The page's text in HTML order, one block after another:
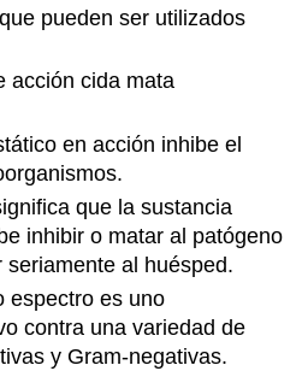
pueden ser utilizados
acción cida mata
en acción inhibe el
que la sustancia
inhibir o matar al patógeno
al huésped.
espectro es uno
contra una variedad de
y Gram-negativas.